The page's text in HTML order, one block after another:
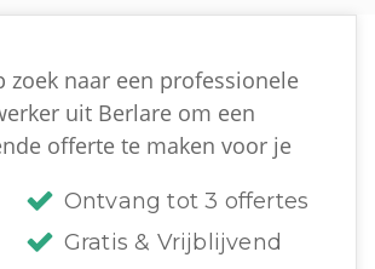
zoek naar een professionele
uit Berlare om een
offerte te maken voor je
Ontvang tot 3 offertes
Gratis & Vrijblijvend